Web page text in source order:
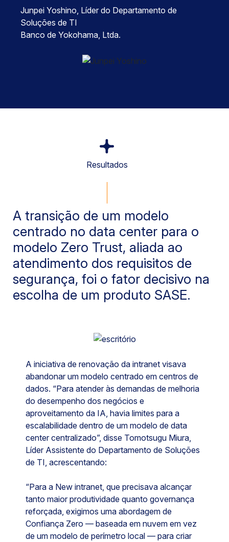
Junpei Yoshino, Líder do Departamento de
Soluções de TI
Banco de Yokohama, Ltda.
Resultados
A transição de um modelo
centrado no data center para o
modelo Zero Trust, aliada ao
atendimento dos requisitos de
segurança, foi o fator decisivo na
escolha de um produto SASE.
A iniciativa de renovação da intranet visava
abandonar um modelo centrado em centros de
dados. “Para atender às demandas de melhoria
do desempenho dos negócios e
aproveitamento da IA, havia limites para a
escalabilidade dentro de um modelo de data
center centralizado”, disse Tomotsugu Miura,
Líder Assistente do Departamento de Soluções
de TI, acrescentando:
“Para a New intranet, que precisava alcançar
tanto maior produtividade quanto governança
reforçada, exigimos uma abordagem de
Confiança Zero — baseada em nuvem em vez
de um modelo de perímetro local — para criar